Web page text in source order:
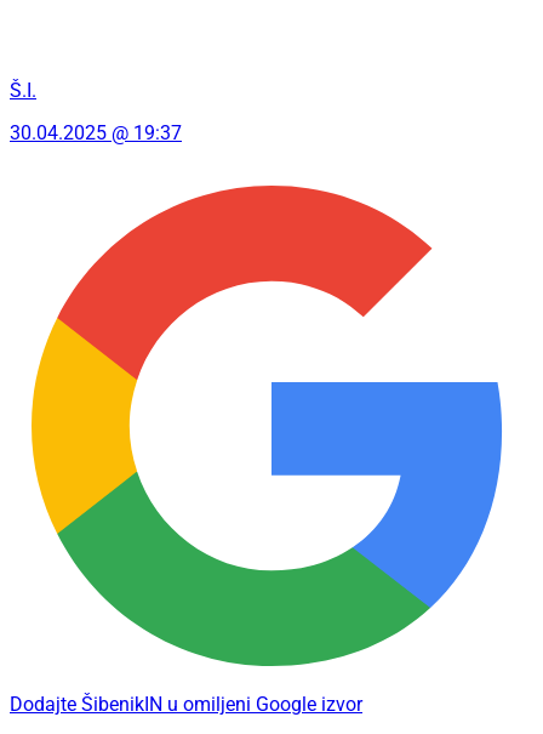
Š.I.
30.04.2025 @ 19:37
Dodajte ŠibenikIN u omiljeni Google izvor